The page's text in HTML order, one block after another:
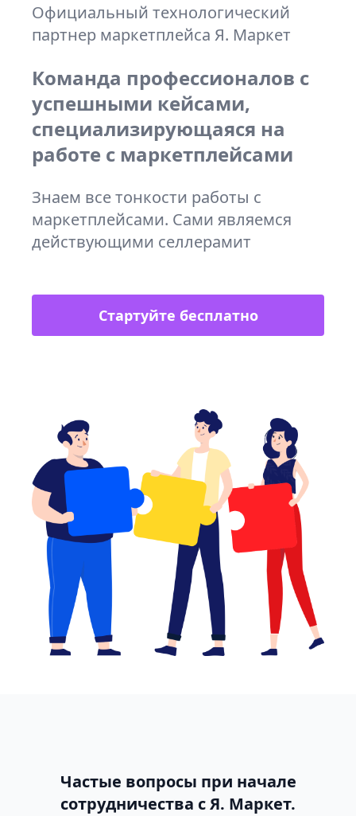
Официальный технологический
партнер маркетплейса Я. Маркет
Команда профессионалов с
успешными кейсами,
специализирующаяся на
работе с маркетплейсами
Знаем все тонкости работы с
маркетплейсами. Сами являемся
действующими селлерамит
Стартуйте бесплатно
Частые вопросы при начале
сотрудничества с Я. Маркет.